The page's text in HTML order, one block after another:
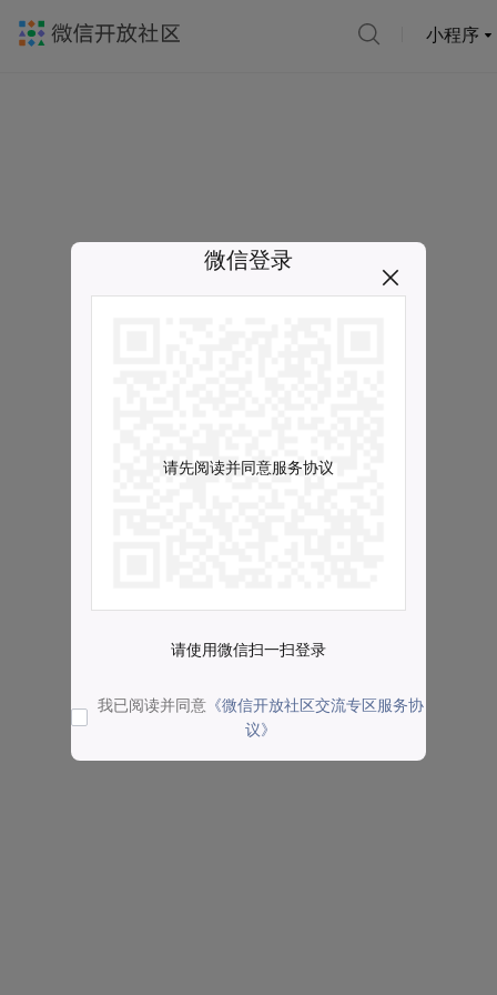
小程序
微信登录
请先阅读并同意服务协议
请使用微信扫一扫登录
我已阅读并同意 《微信开放社区交流专区服务协
议》